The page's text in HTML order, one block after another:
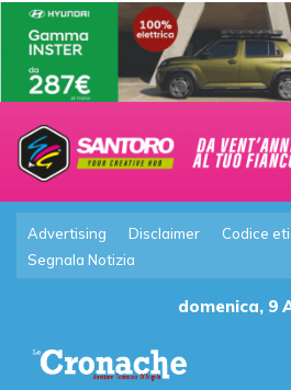
Advertising Disclaimer Codice
Segnala Notizia
domenica, 9